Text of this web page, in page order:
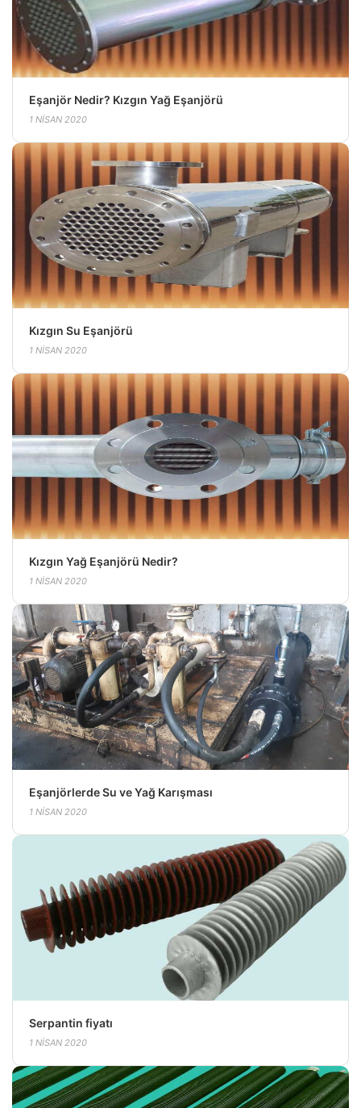
Eşanjör Nedir? Kızgın Yağ Eşanjörü
1 NISAN 2020
Kızgın Su Eşanjörü
1 NISAN 2020
Kızgın Yağ Eşanjörü Nedir?
1 NISAN 2020
Eşanjörlerde Su ve Yağ Karışması
1 NISAN 2020
Serpantin fiyatı
1 NISAN 2020